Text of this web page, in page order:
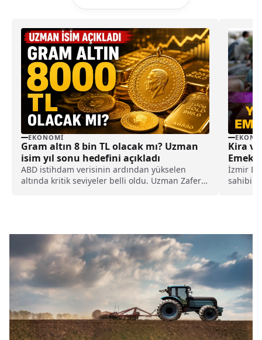
EKONOMI
Gram altın 8 bin TL olacak mı? Uzman
isim yıl sonu hedefini açıkladı
ABD istihdam verisinin ardından yükselen
altında kritik seviyeler belli oldu. Uzman Zafer
Kira ve
İzmir
sahibi